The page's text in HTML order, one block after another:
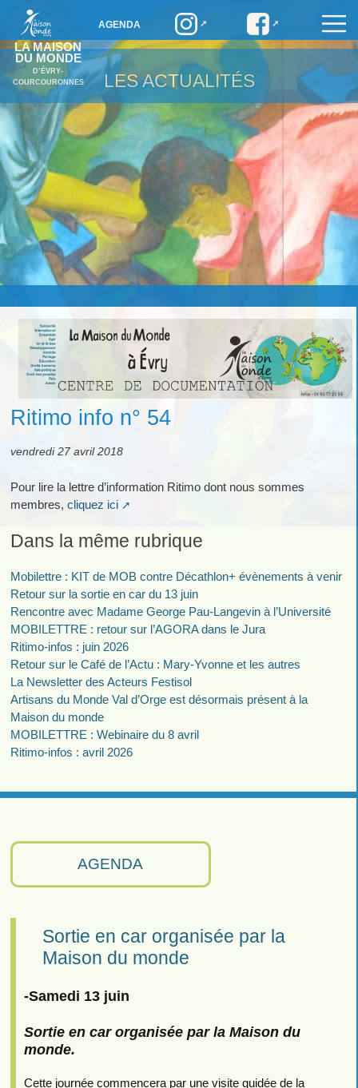
LA MAISON
DU MONDE
D’ÉVRY-
COURCOURONNES
AGENDA
LES ACTUALITÉS
AGENDA
Sortie en car organisée par la
Maison du monde
-Samedi 13 juin
Sortie en car organisée par la Maison du
monde.
Cette journée commencera par une visite guidée de la
Ritimo info n° 54
vendredi 27 avril 2018
Pour lire la lettre d’information Ritimo dont nous sommes
membres, cliquez ici
Dans la même rubrique
Mobilettre : KIT de MOB contre Décathlon+ évènements à venir
Retour sur la sortie en car du 13 juin
Rencontre avec Madame George Pau-Langevin à l’Université
MOBILETTRE : retour sur l’AGORA dans le Jura
Ritimo-infos : juin 2026
Retour sur le Café de l’Actu : Mary-Yvonne et les autres
La Newsletter des Acteurs Festisol
Artisans du Monde Val d’Orge est désormais présent à la
Maison du monde
MOBILETTRE : Webinaire du 8 avril
Ritimo-infos : avril 2026